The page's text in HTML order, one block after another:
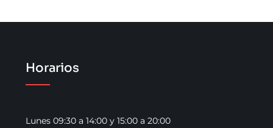
Horarios
Lunes 09:30 a 14:00 y 15:00 a 20:00